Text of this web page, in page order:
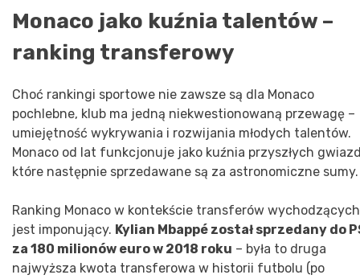
Monaco jako kuźnia talentów –
ranking transferowy
Choć rankingi sportowe nie zawsze są dla Monaco
pochlebne, klub ma jedną niekwestionowaną przewagę –
umiejętność wykrywania i rozwijania młodych talentów.
Monaco od lat funkcjonuje jako kuźnia przyszłych
które następnie sprzedawane są za astronomiczne sumy.
Ranking Monaco w kontekście transferów wychodzących
jest imponujący. Kylian Mbappé został sprzedany do
za 180 milionów euro w 2018 roku – była to druga
najwyższa kwota transferowa w historii futbolu (po